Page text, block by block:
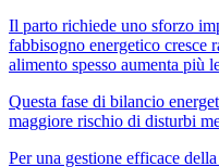
Il parto richiede uno sforzo
fabbisogno energetico cresce
alimento spesso aumenta più
Questa fase di bilancio
maggiore rischio di disturbi
Per una gestione efficace